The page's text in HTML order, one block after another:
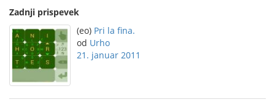
Zadnji prispevek
(eo) Pri la fina.
od Urho
21. januar 2011